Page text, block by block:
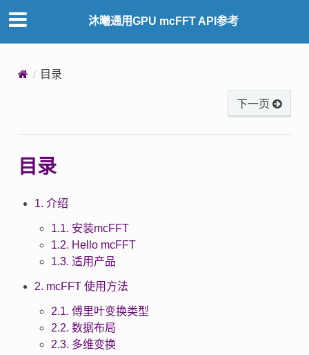
沐曦通用GPU mcFFT API参考
目录
下一页
目录
1. 介绍
1.1. 安装mcFFT
1.2. Hello mcFFT
1.3. 适用产品
2. mcFFT 使用方法
2.1. 傅里叶变换类型
2.2. 数据布局
2.3. 多维变换